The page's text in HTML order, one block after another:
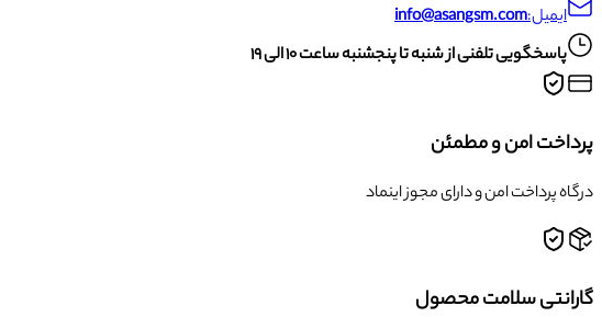
ایمیل:info@asangsm.com
پاسخگویی تلفنی از شنبه تا پنجشنبه ساعت ۱۰ الی ۱۹
پرداخت امن و مطمئن
درگاه پرداخت امن و دارای مجوز اینماد
گارانتی سلامت محصول